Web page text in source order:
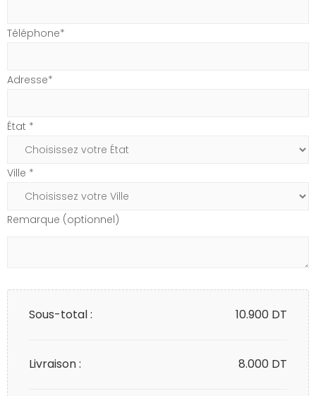
Téléphone*
Adresse*
État *
Ville *
Remarque (optionnel)
Sous-total : 10.900 DT
Livraison : 8.000 DT